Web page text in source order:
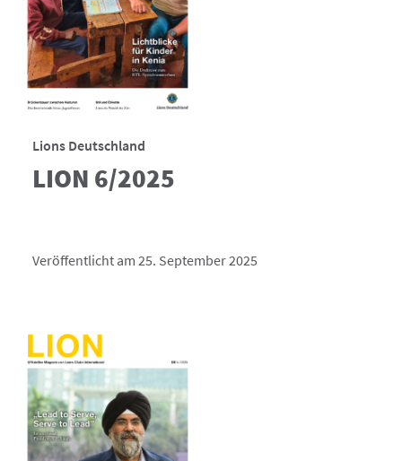
Lions Deutschland
LION 6/2025
Veröffentlicht am 25. September 2025